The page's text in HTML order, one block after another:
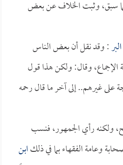
سبق، وثبت الخلاف عن بعض
: وقد نقل أن بعض الناس
الإجماع، وقال: ولكن هذا قول
على غيرهم.. إلى آخر ما قال رحمه
ولكنه رأي الجمهور، فنسب
وعامة الفقهاء بما في ذلكابن